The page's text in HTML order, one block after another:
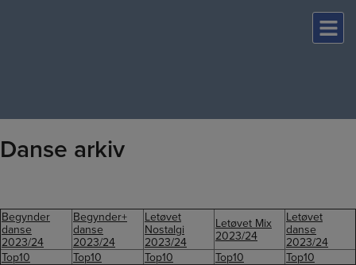
Danse arkiv
Begynder
danse
2023/24
Begynder+
danse
2023/24
Letøvet
Nostalgi
2023/24
Letøvet Mix
2023/24
Letøvet
danse
2023/24
Top10
Top10 Top10 Top10 Top10